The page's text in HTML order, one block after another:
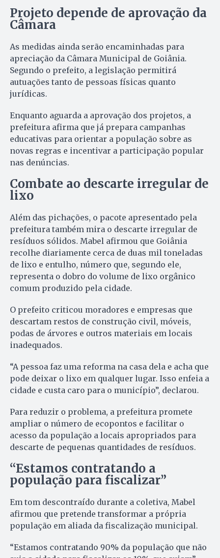
Projeto depende de aprovação da
Câmara
As medidas ainda serão encaminhadas para
apreciação da Câmara Municipal de Goiânia.
Segundo o prefeito, a legislação permitirá
autuações tanto de pessoas físicas quanto
jurídicas.
Enquanto aguarda a aprovação dos projetos, a
prefeitura afirma que já prepara campanhas
educativas para orientar a população sobre as
novas regras e incentivar a participação popular
nas denúncias.
Combate ao descarte irregular de
lixo
Além das pichações, o pacote apresentado pela
prefeitura também mira o descarte irregular de
resíduos sólidos. Mabel afirmou que Goiânia
recolhe diariamente cerca de duas mil toneladas
de lixo e entulho, número que, segundo ele,
representa o dobro do volume de lixo orgânico
comum produzido pela cidade.
O prefeito criticou moradores e empresas que
descartam restos de construção civil, móveis,
podas de árvores e outros materiais em locais
inadequados.
“A pessoa faz uma reforma na casa dela e acha que
pode deixar o lixo em qualquer lugar. Isso enfeia a
cidade e custa caro para o município”, declarou.
Para reduzir o problema, a prefeitura promete
ampliar o número de ecopontos e facilitar o
acesso da população a locais apropriados para
descarte de pequenas quantidades de resíduos.
“Estamos contratando a
população para fiscalizar”
Em tom descontraído durante a coletiva, Mabel
afirmou que pretende transformar a própria
população em aliada da fiscalização municipal.
“Estamos contratando 90% da população que não